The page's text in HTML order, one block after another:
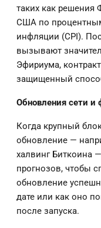
таких как решения
США по
инфляции (CPI).
вызывают
Эфириума,
защищенный
Обновления сети и
Когда крупный
обновление —
халвинг Биткоина
прогнозов, чтобы
обновление
дате или как оно
после запуска.